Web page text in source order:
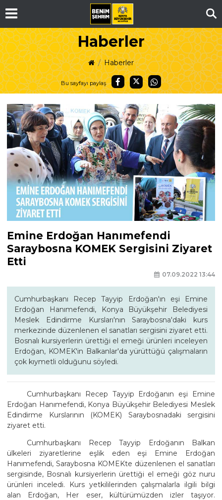
Haberler
Haberler
Bu sayfayı paylaş
Emine Erdoğan Hanımefendi
Saraybosna KOMEK Sergisini Ziyaret
Etti
07.09.2022 13:44
Cumhurbaşkanı Recep Tayyip Erdoğan'ın eşi Emine
Erdoğan Hanımefendi, Konya Büyükşehir Belediyesi
Meslek Edindirme Kursları'nın Saraybosna'daki kurs
merkezinde düzenlenen el sanatları sergisini ziyaret etti.
Bosnalı kursiyerlerin ürettiği el emeği ürünleri inceleyen
Erdoğan, KOMEK'in Balkanlar'da yürüttüğü çalışmaların
çok kıymetli olduğunu söyledi.
Cumhurbaşkanı Recep Tayyip Erdoğanın eşi Emine
Erdoğan Hanımefendi, Konya Büyükşehir Belediyesi Meslek
Edindirme Kurslarının (KOMEK) Saraybosnadaki sergisini
ziyaret etti.
Cumhurbaşkanı Recep Tayyip Erdoğanın Balkan
ülkeleri ziyaretlerine eşlik eden eşi Emine Erdoğan
Hanımefendi, Saraybosna KOMEKte düzenlenen el sanatları
sergisinde, Bosnalı kursiyerlerin ürettiği el emeği göz nuru
ürünleri inceledi. Kurs yetkililerinden çalışmalarla ilgili bilgi
alan Erdoğan, Her eser, kültürümüzden izler taşıyor.